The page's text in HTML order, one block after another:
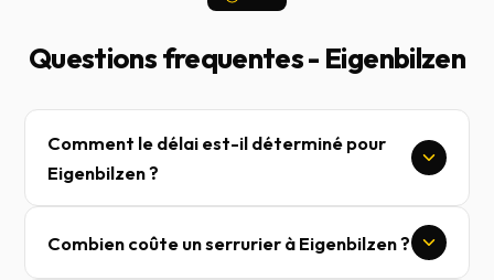
Questions frequentes - Eigenbilzen
Comment le délai est-il déterminé pour
Eigenbilzen ?
Combien coûte un serrurier à Eigenbilzen ?